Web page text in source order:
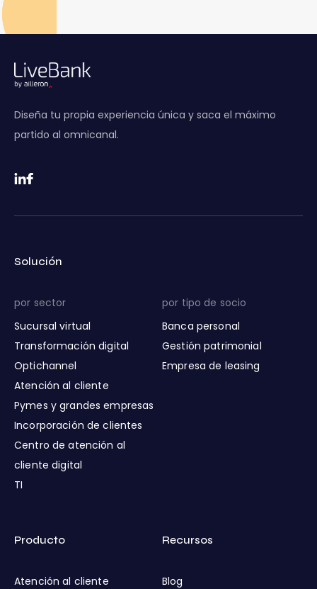
Diseña tu propia experiencia única y saca el máximo
partido al omnicanal.
Solución
por sector
Sucursal virtual
Transformación digital
Optichannel
Atención al cliente
Pymes y grandes empresas
Incorporación de clientes
Centro de atención al
cliente digital
TI
por tipo de socio
Banca personal
Gestión patrimonial
Empresa de leasing
Producto
Atención al cliente
Recursos
Blog